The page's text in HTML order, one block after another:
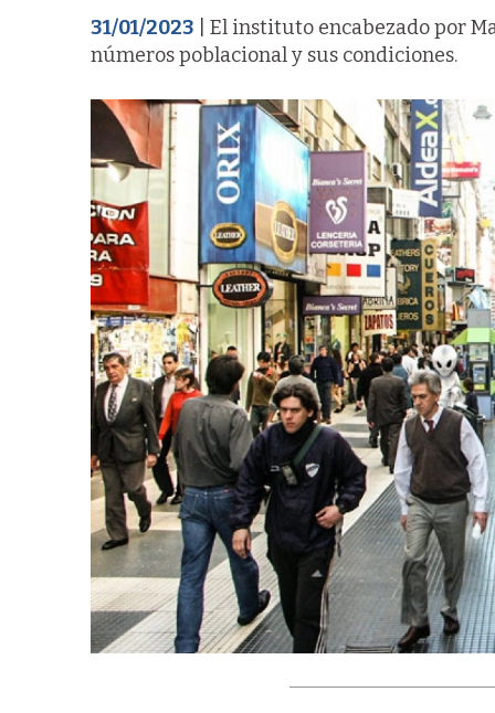
31/01/2023 | El instituto encabezado por
números poblacional y sus condiciones.